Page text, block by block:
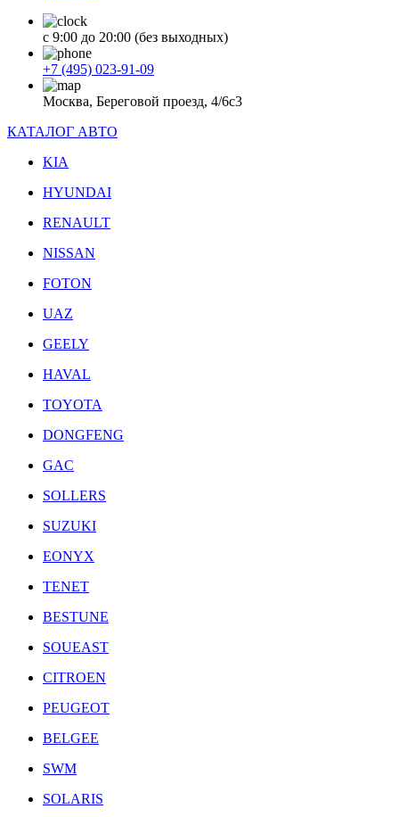
с 9:00 до 20:00 (без выходных)
+7 (495) 023-91-09
Москва, Береговой проезд, 4/6с3
КАТАЛОГ АВТО
KIA
HYUNDAI
RENAULT
NISSAN
FOTON
UAZ
GEELY
HAVAL
TOYOTA
DONGFENG
GAC
SOLLERS
SUZUKI
EONYX
TENET
BESTUNE
SOUEAST
CITROEN
PEUGEOT
BELGEE
SWM
SOLARIS